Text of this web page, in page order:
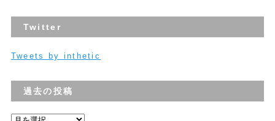
Twitter
Tweets by inthetic
過去の投稿